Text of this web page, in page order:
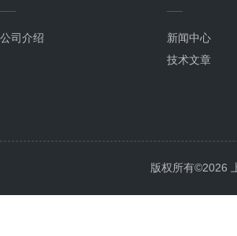
公司介绍
新闻中心
技术文章
版权所有©2026